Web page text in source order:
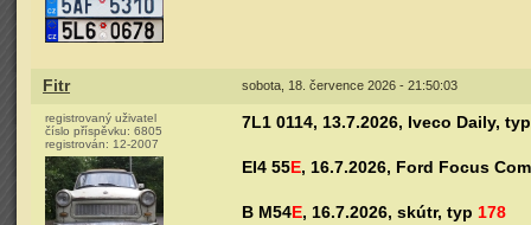
Fitr sobota, 18. července 2026 - 21:50:03
registrovaný uživatel
číslo příspěvku: 6805
registrován: 12-2007
7L1 0114, 13.7.2026, Iveco Daily,
EI4 55E, 16.7.2026, Ford Focus
B M54E, 16.7.2026, skútr, typ 178